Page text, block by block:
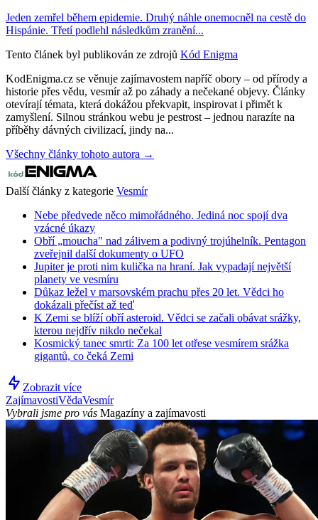
Jeden zemřel během epidemie. Druhý náhle onemocněl na cestě do
Hispánie. Třetí podlehl následkům zranění...
Tento článek byl publikován ze zdrojů Kód Enigma
KodEnigma.cz se věnuje zajímavostem napříč obory – od přírody a
historie přes vědu, vesmír až po záhady a nečekané objevy. Články
otevírají témata, která dokážou překvapit, inspirovat i přimět k
zamyšlení. Silnou stránkou webu je pestrost – jednou narazíte na
příběhy dávných civilizací, jindy na...
Všechny články tohoto autora →
Další články z kategorie Vesmír
Nebe předvede něco mimořádného. Jediná noc spojí dva
vzácné úkazy
Obří „moucha" nad zálivem a podivný trojúhelník. Pentagon
zveřejnil další dokumenty o UFO
Jupiter je proti nim kulička na hraní. Jak vypadají největší
planety ve vesmíru
Důkaz ležel v marsovském prachu přes 20 let. Vědci ho
dokázali přečíst až teď
K Zemi se blíží obří asteroid. Vědci se začali obávat srážky,
kterou nejdřív nikdo nečekal
Kosmický tanec smrti: Za 100 let otřese vesmírem srážka
gigantů, co čeká Zemi
Zobrazit více
ZajímavostiVědaVesmír
Vybrali jsme pro vás Magazíny a zajímavosti